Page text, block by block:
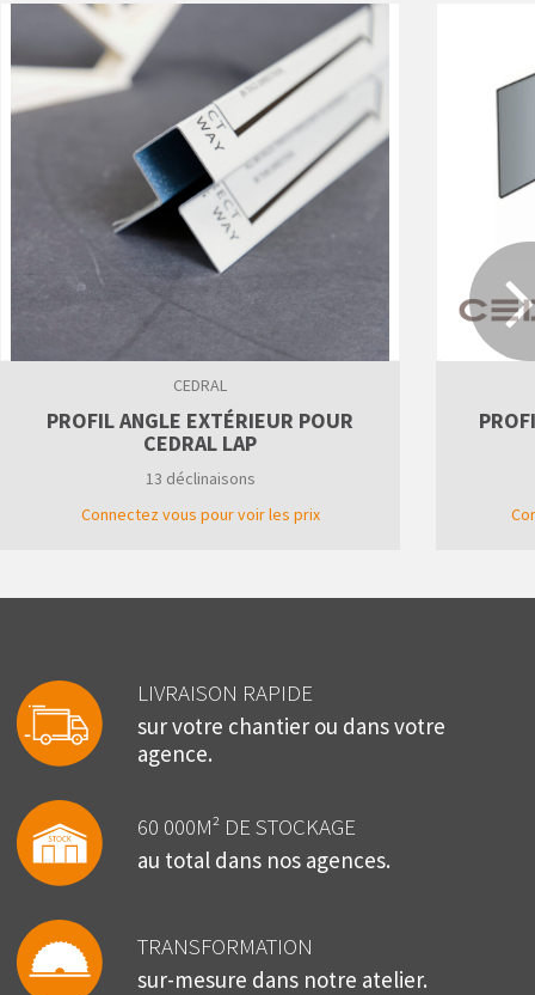
CEDRAL
PROFIL ANGLE EXTÉRIEUR POUR
CEDRAL LAP
13 déclinaisons
Connectez vous pour voir les prix
LIVRAISON RAPIDE
sur votre chantier ou dans votre
agence.
60 000M² DE STOCKAGE
au total dans nos agences.
TRANSFORMATION
sur-mesure dans notre atelier.